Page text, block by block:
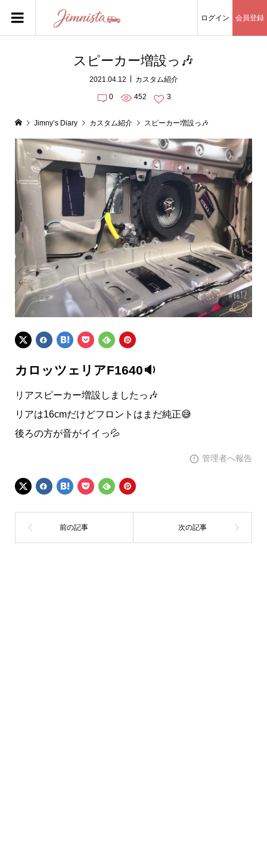
ログイン 会員登録
スピーカー増設っ🎶
2021.04.12 カスタム紹介
0 452 3
Jimny’s Diary カスタム紹介 スピーカー増設っ🎶
カロッツェリアF1640🔉
リアスピーカー増設しましたっ🎶
リアは16cmだけどフロントはまだ純正😅
後ろの方が音がイイっ💦
管理者へ報告